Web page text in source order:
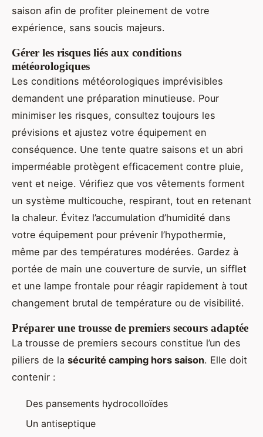
saison afin de profiter pleinement de votre
expérience, sans soucis majeurs.
Gérer les risques liés aux conditions
météorologiques
Les conditions météorologiques imprévisibles
demandent une préparation minutieuse. Pour
minimiser les risques, consultez toujours les
prévisions et ajustez votre équipement en
conséquence. Une tente quatre saisons et un abri
imperméable protègent efficacement contre pluie,
vent et neige. Vérifiez que vos vêtements forment
un système multicouche, respirant, tout en retenant
la chaleur. Évitez l’accumulation d’humidité dans
votre équipement pour prévenir l’hypothermie,
même par des températures modérées. Gardez à
portée de main une couverture de survie, un sifflet
et une lampe frontale pour réagir rapidement à tout
changement brutal de température ou de visibilité.
Préparer une trousse de premiers secours adaptée
La trousse de premiers secours constitue l’un des
piliers de la sécurité camping hors saison. Elle doit
contenir :
Des pansements hydrocolloïdes
Un antiseptique